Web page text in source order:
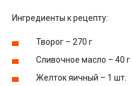
Ингредиенты к рецепту:
Творог – 270 г
Сливочное масло – 40 г
Желток яичный – 1 шт.